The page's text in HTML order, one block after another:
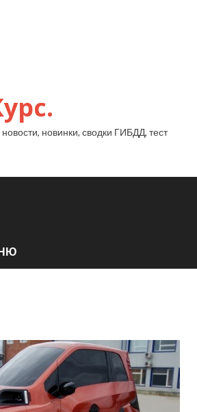
новинки, сводки ГИБДД, тест